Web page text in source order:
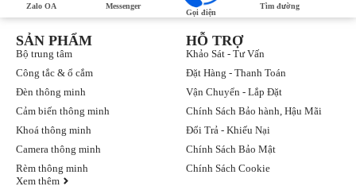
Zalo OA
Messenger
Gọi điện
Tìm đường
HỖ TRỢ
Khảo Sát - Tư Vấn
Đặt Hàng - Thanh Toán
Vận Chuyển - Lắp Đặt
Chính Sách Bảo hành, Hậu Mãi
Đổi Trả - Khiếu Nại
Chính Sách Bảo Mật
Chính Sách Cookie
SẢN PHẨM
Bộ trung tâm
Công tắc & ổ cắm
Đèn thông minh
Cảm biến thông minh
Khoá thông minh
Camera thông minh
Rèm thông minh
Xem thêm